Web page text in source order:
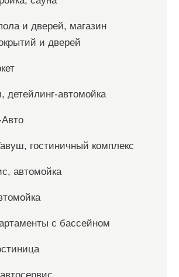
и дверей, магазин
и дверей
детейлинг-автомойка
гостиничный комплекс
автомойка
с бассейном